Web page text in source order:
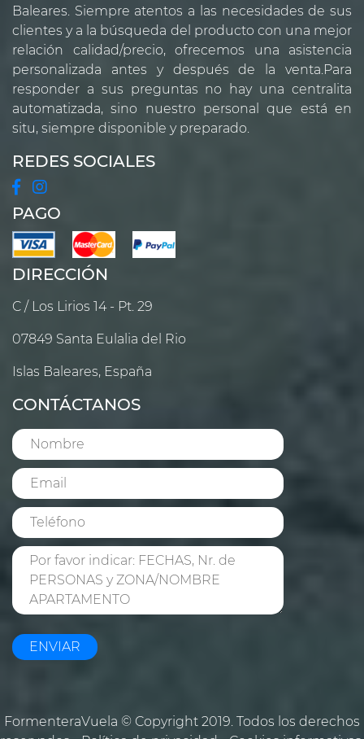
Baleares. Siempre atentos a las necesidades de sus
clientes y a la búsqueda del producto con una mejor
relación calidad/precio, ofrecemos una asistencia
personalizada antes y después de la venta.Para
responder a sus preguntas no hay una centralita
automatizada, sino nuestro personal que está en
situ, siempre disponible y preparado.
REDES SOCIALES
PAGO
DIRECCIÓN
C / Los Lirios 14 - Pt. 29
07849 Santa Eulalia del Rio
Islas Baleares, España
CONTÁCTANOS
ENVIAR
FormenteraVuela © Copyright 2019. Todos los derechos